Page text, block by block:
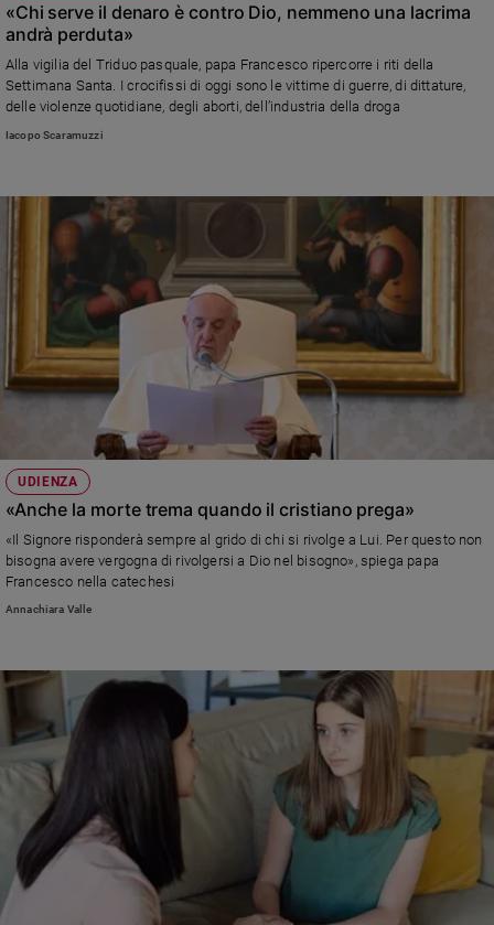
«Chi serve il denaro è contro Dio, nemmeno una lacrima
andrà perduta»
Alla vigilia del Triduo pasquale, papa Francesco ripercorre i riti della
Settimana Santa. I crocifissi di oggi sono le vittime di guerre, di dittature,
delle violenze quotidiane, degli aborti, dell’industria della droga
Iacopo Scaramuzzi
UDIENZA
«Anche la morte trema quando il cristiano prega»
«Il Signore risponderà sempre al grido di chi si rivolge a Lui. Per questo non
bisogna avere vergogna di rivolgersi a Dio nel bisogno», spiega papa
Francesco nella catechesi
Annachiara Valle